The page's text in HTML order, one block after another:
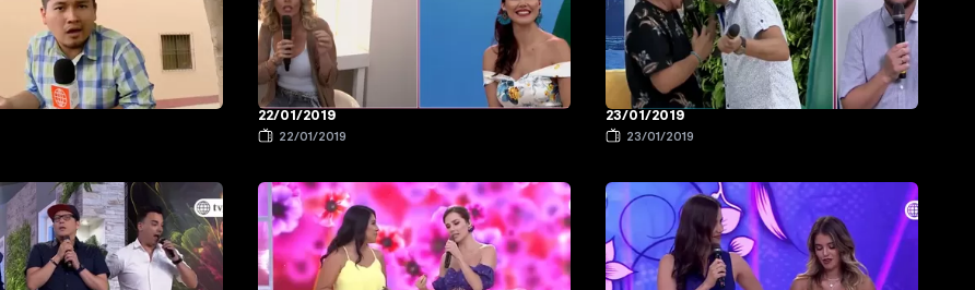
22/01/2019
22/01/2019
23/01/2019
23/01/2019